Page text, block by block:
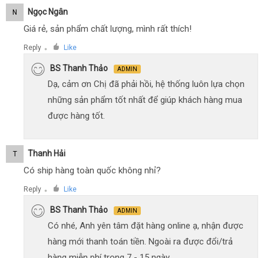
N Ngọc Ngân
Giá rẻ, sản phẩm chất lượng, mình rất thích!
Reply ● Like
BS Thanh Thảo ADMIN
Dạ, cảm ơn Chị đã phải hồi, hệ thống luôn lựa chọn
những sản phẩm tốt nhất để giúp khách hàng mua
được hàng tốt.
T Thanh Hải
Có ship hàng toàn quốc không nhỉ?
Reply ● Like
BS Thanh Thảo ADMIN
Có nhé, Anh yên tâm đặt hàng online ạ, nhận được
hàng mới thanh toán tiền. Ngoài ra được đổi/trả